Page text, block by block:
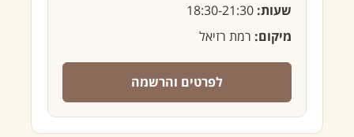
שעות:
מיקום: רמת רזיאל
לפרטים והרשמה